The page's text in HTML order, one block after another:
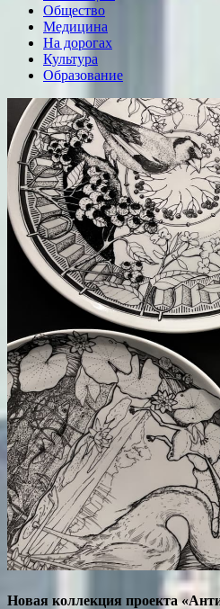
Общество
Медицина
На дорогах
Культура
Образование
Новая коллекция проекта